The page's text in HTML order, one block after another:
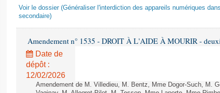
Voir le dossier (Généraliser l'interdiction des appareils numériques
secondaire)
Amendement n° 1535 - DROIT À L'AIDE À MOURIR -
Date de
dépôt :
12/02/2026
Amendement de M. Villedieu, M. Bentz, Mme Dogor-Such, M.